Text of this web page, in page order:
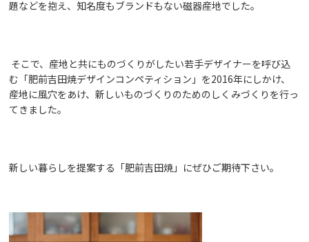
題などを抱え、知名度もブランドもない磁器産地でした。
そこで、産地と共にものづくりがしたい若手デザイナーを呼び込
む「肥前吉田焼デザインコンペティション」を2016年にしかけ、
産地に風穴をあけ、新しいものづくりのためのしくみづくりを行っ
てきました。
新しい暮らしを提案する「肥前吉田焼」にぜひご期待下さい。